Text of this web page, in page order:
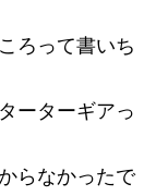
ろって書いち
ーターギアっ
らなかったで